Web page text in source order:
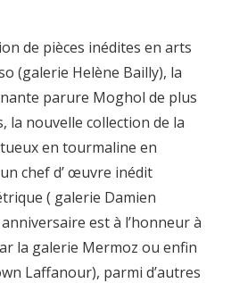
de pièces inédites en arts
(galerie Helène Bailly), la
parure Moghol de plus
la nouvelle collection de la
en tourmaline en
chef d’ œuvre inédit
( galerie Damien
est à l’honneur à
la galerie Mermoz ou enfin
Laffanour), parmi d’autres